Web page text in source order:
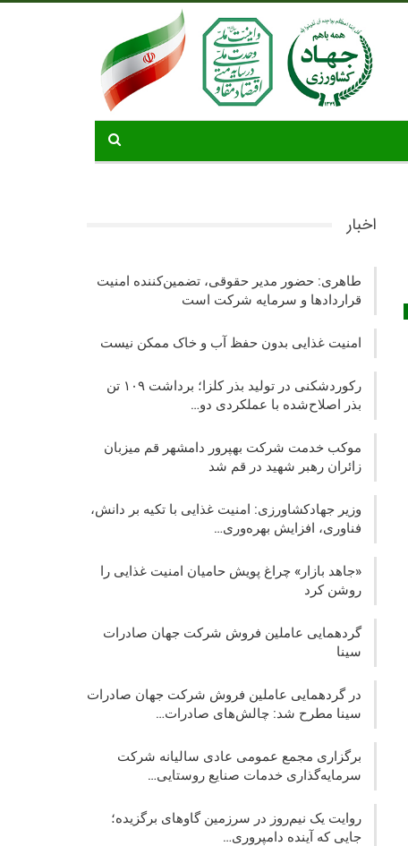
اخبار
طاهری: حضور مدیر حقوقی، تضمین‌کننده امنیت
قراردادها و سرمایه شرکت‌ است
امنیت غذایی بدون حفظ آب و خاک ممکن نیست
رکوردشکنی در تولید بذر کلزا؛ برداشت ۱۰۹ تن
بذر اصلاح‌شده با عملکردی دو…
موکب خدمت شرکت بهپرور دامشهر قم میزبان
زائران رهبر شهید در قم شد
وزیر جهادکشاورزی: امنیت غذایی با تکیه بر دانش،
فناوری، افزایش بهره‌وری…
«جاهد بازار» چراغ پویش حامیان امنیت غذایی را
روشن کرد
گردهمایی عاملین فروش شرکت جهان صادرات
سینا
در گردهمایی عاملین فروش شرکت جهان صادرات
سینا مطرح شد: چالش‌های صادرات…
برگزاری مجمع عمومی عادی سالیانه شرکت
سرمایه‌گذاری خدمات صنایع روستایی…
روایت یک نیم‌روز در سرزمین گاوهای برگزیده؛
جایی که آینده دامپروری…